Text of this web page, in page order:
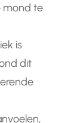
mond te
is
dit